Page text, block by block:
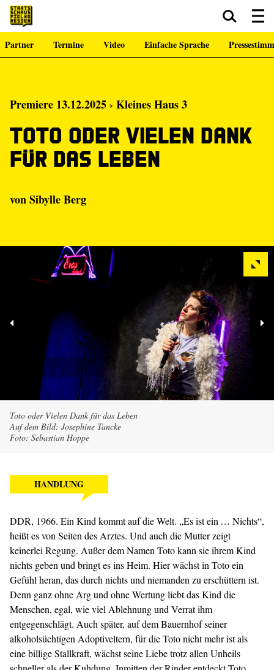
Zum Hauptinhalt springen Zum Footer springen
Partner Termine Video Einfache Sprache
Premiere 13.12.2025 › Kleines Haus 3
Toto oder Vielen Dank
für das Leben
von Sibylle Berg
Toto oder Vielen Dank für das Leben
Auf dem Bild: Josephine Tancke
Foto: Sebastian Hoppe
HANDLUNG
DDR, 1966. Ein Kind kommt auf die Welt. „Es ist ein … Nichts“,
heißt es von Seiten des Arztes. Und auch die Mutter zeigt
keinerlei Regung. Außer dem Namen Toto kann sie ihrem Kind
nichts geben und bringt es ins Heim. Hier wächst in Toto ein
Gefühl heran, das durch nichts und niemanden zu erschüttern ist.
Denn ganz ohne Arg und ohne Wertung liebt das Kind die
Menschen, egal, wie viel Ablehnung und Verrat ihm
entgegenschlägt. Auch später, auf dem Bauernhof seiner
alkoholsüchtigen Adoptiveltern, für die Toto nicht mehr ist als
eine billige Stallkraft, wächst seine Liebe trotz allen Unheils